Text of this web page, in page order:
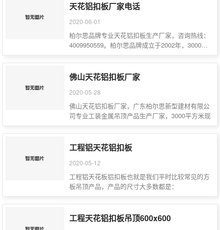
天花铝扣板厂家电话
2020-06-01
柏尔思品牌专业天花铝扣板生产厂家，咨询热线：
4009950559。柏尔思品牌成立于2002年，3000…
佛山天花铝扣板厂家
2020-05-28
佛山天花铝扣板厂家，广东柏尔思新型建材有限公
司专业工装金属吊顶产品生产厂家，3000平方米现
工程铝天花铝扣板
2020-05-12
工程铝天花板铝扣板也就是我们平时比较常见的方
板吊顶产品，产品的尺寸大多数都是：
工程天花铝扣板吊顶600x600